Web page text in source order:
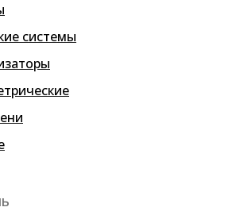
системы